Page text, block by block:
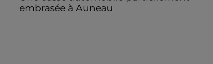
embrasée à Auneau